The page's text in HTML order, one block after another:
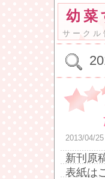
幼
サーク
2013/04/25
新刊原
表紙は